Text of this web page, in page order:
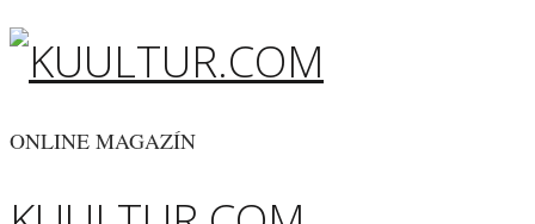
ONLINE MAGAZÍN